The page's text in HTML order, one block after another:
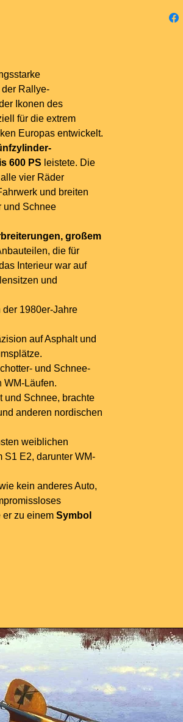
der Rallye-
Ikonen des
für die extrem
Europas entwickelt.
600 PS leistete. Die
vier Räder
und breiten
und Schnee
großem
die für
Interieur war auf
und
der 1980er-Jahre
auf Asphalt und
und Schnee-
WM-Läufen.
und Schnee, brachte
anderen nordischen
weiblichen
S1 E2, darunter WM-
kein anderes Auto,
er zu einem Symbol